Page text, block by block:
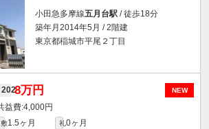
小田急多摩線五月台駅 / 徒歩18分
築年月2014年5月 / 2階建
東京都稲城市平尾２丁目
NEW
2028万円
4,000円
敷1.5ヶ月 礼0ヶ月